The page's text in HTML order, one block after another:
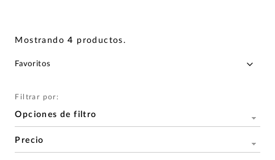
Mostrando4 productos.
Filtrar por:
Opciones de filtro
Precio